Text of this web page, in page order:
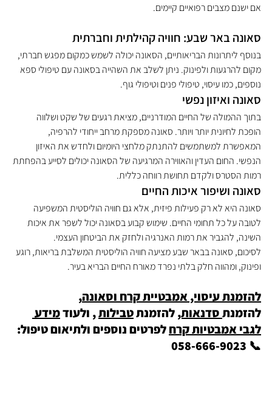
אם ישנם מצבים רפואיים קיימים.
סאונה באר שבע: חוויה קהילתית וחברתית
בנוסף ליתרונות הבריאותיים, הסאונה יכולה לשמש כמקום מפגש חברתי,
מקום להרגעות ולפינוק. ניתן לשלב את השהייה בסאונה עם טיפולי ספא
נוספים, כמו עיסוי, טיפולי פנים וטיפולי גוף.
סאונה ואיזון נפשי
בתוך ההמולה של החיים המודרניים, מציאת רגעים של שקט ושלווה
הופכת לחיונית יותר ויותר. סאונה מספקת מרחב ייחודי להרפיה,
המאפשרת למשתמשים להתנתק מלחצי היומיום ולחדש את האיזון
הנפשי. החום העדין והאווירה המרגיעה של הסאונה יכולים לסייע בהפחתת
רמות הסטרס ולקדם תחושת רווחה כללית.
סאונה ושיפור איכות החיים
סאונה היא לא רק פעילות פיזית, אלא גם חוויה הוליסטית המשפיעה
לטובה על כל תחומי החיים. שימוש קבוע בסאונה יכול לשפר את איכות
השינה, להגביר את רמות האנרגיה ולחזק את הביטחון העצמי.
לסיכום, סאונה בבאר שבע מציעה חוויה הוליסטית המשלבת בריאות, רוגע
ופינוק, ומהווה חלק בלתי נפרד מאורח החיים הבריא בעיר.
להזמנת עיסוי, אמבטיית קרח וסאונה,
להזמנת סדנאות, להזמנת טבילות , ולעוד מידע
לגבי אמבטיות קרח לפרטים נוספים ולתיאום טיפול:
📞 058-666-9023